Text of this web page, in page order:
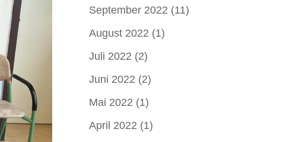
September 2022 (11)
August 2022 (1)
Juli 2022 (2)
Juni 2022 (2)
Mai 2022 (1)
April 2022 (1)